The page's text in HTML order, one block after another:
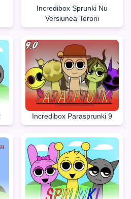
Incredibox Sprunki Nu
Versiunea Terorii
Incredibox Parasprunki 9